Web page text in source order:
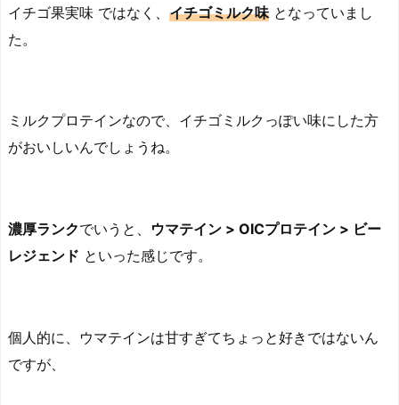
イチゴ果実味 ではなく、 イチゴミルク味 となっていまし
た。
ミルクプロテインなので、イチゴミルクっぽい味にした方
がおいしいんでしょうね。
濃厚ランクでいうと、 ウマテイン > OICプロテイン > ビー
レジェンド といった感じです。
個人的に、ウマテインは甘すぎてちょっと好きではないん
ですが、